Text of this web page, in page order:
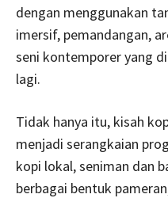
dengan menggunakan
imersif, pemandangan,
seni kontemporer yang
lagi.
Tidak hanya itu, kisah
menjadi serangkaian
kopi lokal, seniman dan
berbagai bentuk